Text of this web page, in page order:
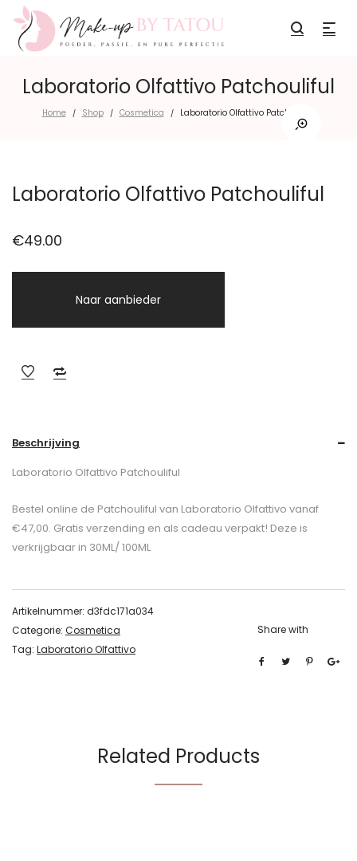
Laboratorio Olfattivo Patchouliful
Home / Shop / Cosmetica / Laboratorio Olfattivo Patchouliful
Laboratorio Olfattivo Patchouliful
€49.00
Naar aanbieder
Beschrijving
Laboratorio Olfattivo Patchouliful
Bestel online de Patchouliful van Laboratorio Olfattivo vanaf
€47,00. Gratis verzending en als cadeau verpakt! Deze is
verkrijgbaar in 30ML/ 100ML
Artikelnummer: d3fdc171a034
Categorie: Cosmetica
Tag: Laboratorio Olfattivo
Share with
Related Products